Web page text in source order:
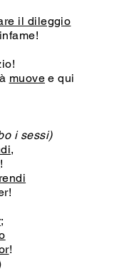
il dileggio
muove e qui
i sessi)
!
;
!